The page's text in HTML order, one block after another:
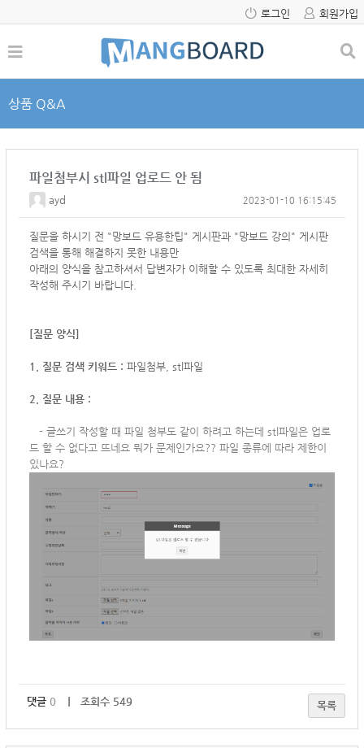
로그인 회원가입
상품 Q&A
파일첨부시 stl파일 업로드 안 됨
ayd 2023-01-10 16:15:45
질문을 하시기 전 "망보드 유용한팁" 게시판과 "망보드 강의" 게시판
검색을 통해 해결하지 못한 내용만
아래의 양식을 참고하셔서 답변자가 이해할 수 있도록 최대한 자세히
작성해 주시기 바랍니다.
[질문 양식]
1. 질문 검색 키워드 : 파일첨부, stl파일
2. 질문 내용 :
- 글쓰기 작성할 때 파일 첨부도 같이 하려고 하는데 stl파일은 업로
드 할 수 없다고 뜨네요 뭐가 문제인가요?? 파일 종류에 따라 제한이
있나요?
댓글 0 ｜ 조회수 549 목록